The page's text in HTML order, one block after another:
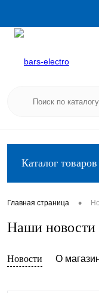
Каталог товаров
Главная страница •
Наши новости
Новости О